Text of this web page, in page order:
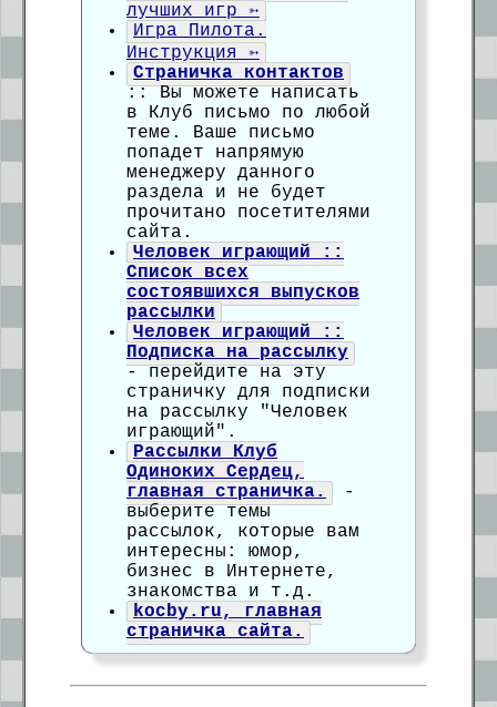
лучших игр ➳
Игра Пилота.
Инструкция ➳
Страничка контактов
:: Вы можете написать
в Клуб письмо по любой
теме. Ваше письмо
попадет напрямую
менеджеру данного
раздела и не будет
прочитано посетителями
сайта.
Человек играющий ::
Список всех
состоявшихся выпусков
рассылки
Человек играющий ::
Подписка на рассылку
- перейдите на эту
страничку для подписки
на рассылку "Человек
играющий".
Рассылки Клуб
Одиноких Сердец,
главная страничка.
-
выберите темы
рассылок, которые вам
интересны: юмор,
бизнес в Интернете,
знакомства и т.д.
kocby.ru, главная
страничка сайта.